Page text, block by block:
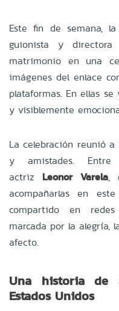
Este fin de semana,
guionista y directora
matrimonio en una
imágenes del enlace
plataformas. En ellas
y visiblemente
La celebración reunió
y amistades.
actriz
Leonor Varela,
acompañarlas en
compartido en
marcada por la alegría,
afecto.
Una historia de
Estados Unidos